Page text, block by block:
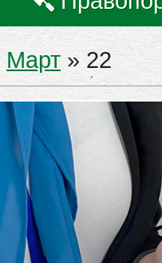
Март » 22